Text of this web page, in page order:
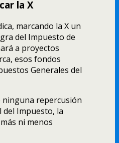
la X
marcando la X un
del Impuesto de
a proyectos
esos fondos
Generales del
ninguna repercusión
del Impuesto, la
ni menos